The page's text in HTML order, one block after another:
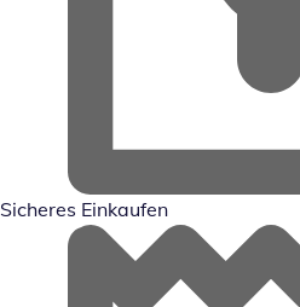
Sicheres Einkaufen